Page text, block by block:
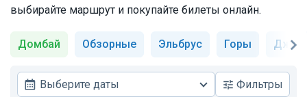
выбирайте маршрут и покупайте билеты онлайн.
Домбай Обзорные Эльбрус Горы
Выберите даты Фильтры